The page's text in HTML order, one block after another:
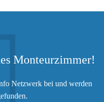
Monteurzimmer!
Netzwerk bei und werden